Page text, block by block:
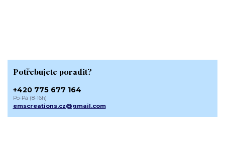
Potřebujete poradit?
+420 775 677 164
Po-Pá (8-16h)
emscreations.cz@gmail.com